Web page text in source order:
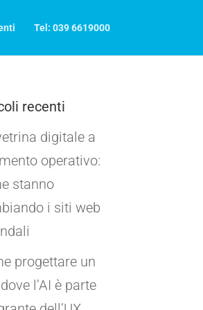
Tel: 039 6619000
recenti
digitale a
operativo:
stanno
i siti web
progettare un
l’AI è parte